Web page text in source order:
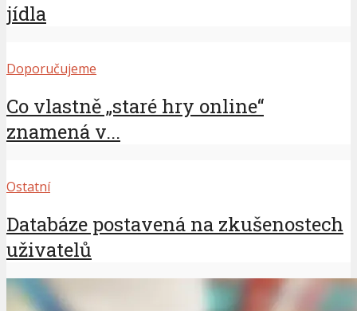
jídla
Doporučujeme
Co vlastně „staré hry online“
znamená v...
Ostatní
Databáze postavená na zkušenostech
uživatelů